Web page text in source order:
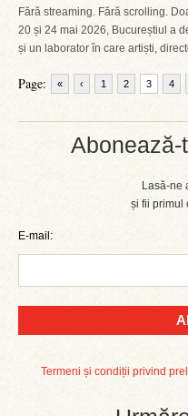
Lasă-ne
și fii primul
E-mail:
Termeni și condiții privind
Fără streaming. Fără scrolling.
20 și 24 mai 2026, Bucureștiul a
și un laborator în care artiști,
Page: « ‹ 1 2 3 4